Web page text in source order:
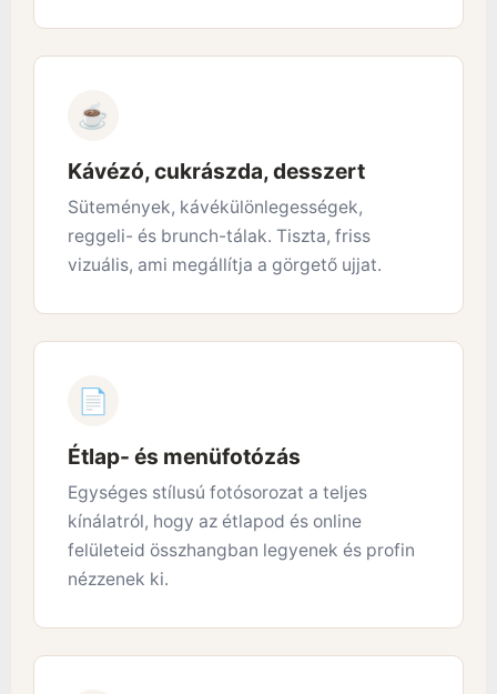
☕
Kávézó, cukrászda, desszert
Sütemények, kávékülönlegességek,
reggeli- és brunch-tálak. Tiszta, friss
vizuális, ami megállítja a görgető ujjat.
📄
Étlap- és menüfotózás
Egységes stílusú fotósorozat a teljes
kínálatról, hogy az étlapod és online
felületeid összhangban legyenek és profin
nézzenek ki.